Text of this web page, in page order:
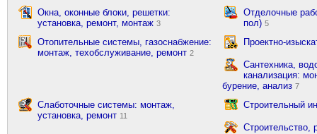
Окна, оконные блоки, решетки:
установка, ремонт, монтаж 3
Отделочные
пол) 5
Отопительные системы, газоснабжение:
монтаж, техобслуживание, ремонт 2
Проектно-
Сантехника,
канализация:
бурение, анализ 7
Слаботочные системы: монтаж,
установка, ремонт 11
Строительный
Строительство,